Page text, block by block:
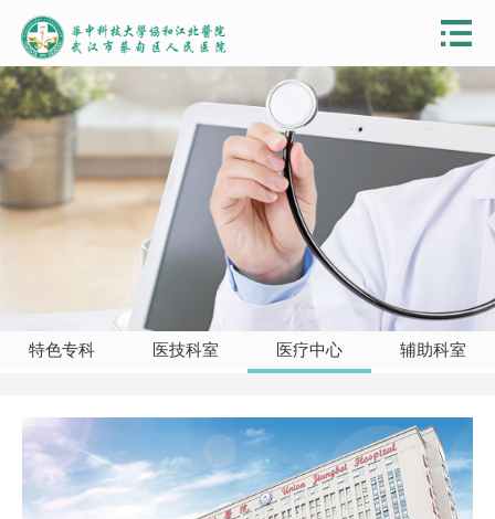
特色专科 医技科室 医疗中心 辅助科室